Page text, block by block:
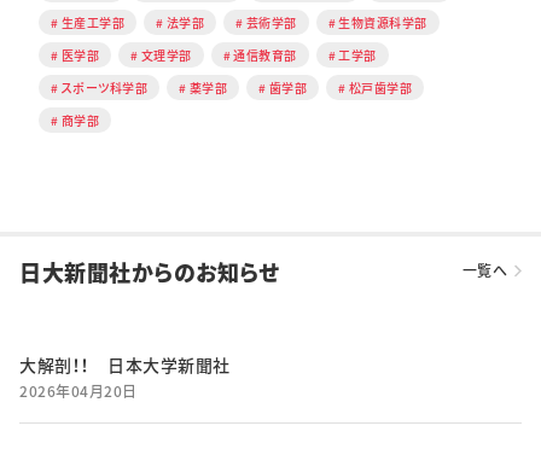
生産工学部
法学部 芸術学部
生物資源科学部
医学部
文理学部 通信教育部
工学部
スポーツ科学部
薬学部 歯学部
松戸歯学部
商学部
日大新聞社からのお知らせ 一覧へ
大解剖！！ 日本大学新聞社
2026年04月20日